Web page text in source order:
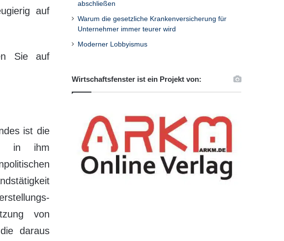
auf
Sie auf
ist die
in ihm
von
daraus
abschließen
Warum die gesetzliche Krankenversicherung für
Unternehmer immer teurer wird
Moderner Lobbyismus
Wirtschaftsfenster ist ein Projekt von: